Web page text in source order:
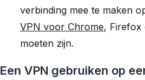
verbinding mee te maken
VPN voor Chrome, Firefox
moeten zijn.
Een VPN gebruiken op